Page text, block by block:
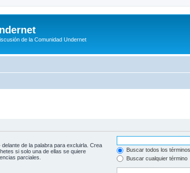
de la Comunidad Undernet
delante de la palabra para excluirla. Crea
si solo una de ellas se quiere
parciales.
Buscar todos los términos
Buscar cualquier término